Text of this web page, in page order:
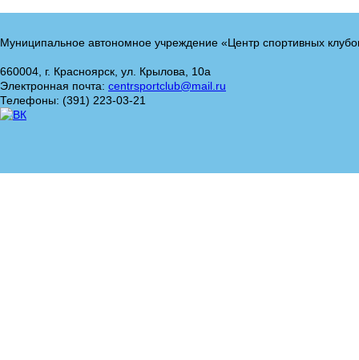
Муниципальное автономное учреждение «Центр спортивных
660004, г. Красноярск, ул. Крылова, 10а
Электронная почта: centrsportclub@mail.ru
Телефоны: (391) 223-03-21